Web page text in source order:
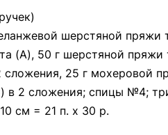
шерстяной пряжи
(А), 50 г шерстяной
сложения, 25 г мохеровой
в 2 сложения; спицы №4;
см = 21 п. х 30 р.